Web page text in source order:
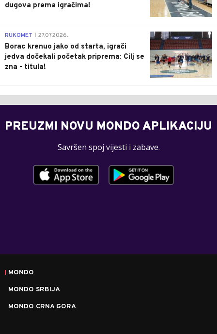
dugova prema igračima!
0
RUKOMET 27.07.2026.
Borac krenuo jako od starta, igrači
jedva dočekali početak priprema: Cilj se
zna - titula!
PREUZMI NOVU MONDO APLIKACIJU
Savršen spoj vijesti i zabave.
MONDO
MONDO SRBIJA
MONDO CRNA GORA